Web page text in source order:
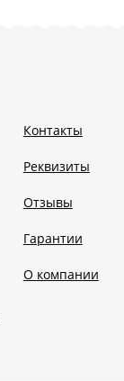
Контакты
Реквизиты
Отзывы
Гарантии
О компании